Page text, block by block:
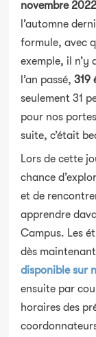
novembre 2022
l’automne
formule, avec
exemple, il n’y
l’an passé,319
seulement 31
pour nos
suite, c’était
Lors de cette
chance
et de
apprendre
Campus. Les
dès
disponible sur
ensuite par
horaires des